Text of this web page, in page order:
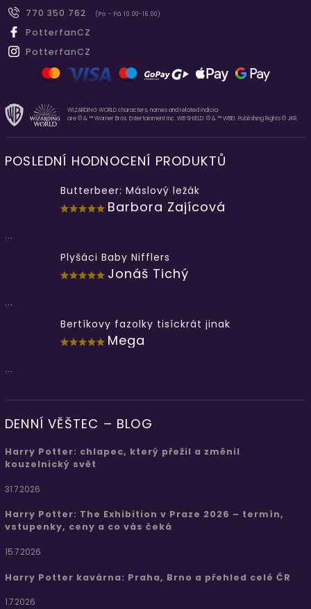
770 350 762
(Po - Pá 10.00-16.00)
PotterfanCZ
PotterfanCZ
WIZARDING WORLD characters, names and related indicia
are © & ™ Warner Bros. Entertainment Inc. WB SHIELD: © & ™ WBEI. Publishing Rights © JKR.
POSLEDNÍ HODNOCENÍ PRODUKTŮ
Butterbeer: Máslový ležák
Barbora Zajícová
...
Plyšáci Baby Nifflers
Jonáš Tichý
...
Bertíkovy fazolky tisíckrát jinak
Mega
...
DENNÍ VĚŠTEC – BLOG
Harry Potter: chlapec, který přežil a změnil
kouzelnický svět
31.7.2026
Harry Potter: The Exhibition v Praze 2026 – termín,
vstupenky, ceny a co vás čeká
15.7.2026
Harry Potter kavárna: Praha, Brno a přehled celé ČR
1.7.2026